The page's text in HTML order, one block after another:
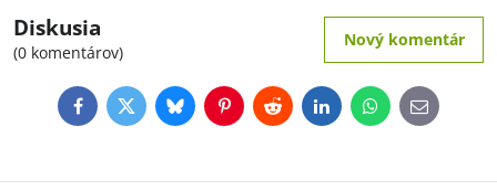
Diskusia
(0 komentárov)
Nový komentár
FacebookTwitterBlueskyPinterestRedditLinkedInWhatsApp
E-
mail